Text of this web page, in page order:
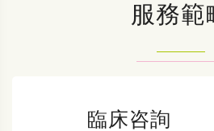
服務範
臨床咨詢